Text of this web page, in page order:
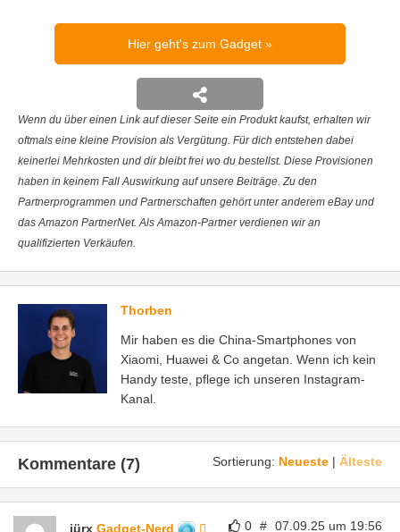
Hier geht's zum Gadget
Wenn du über einen Link auf dieser Seite ein Produkt kaufst, erhalten wir
oftmals eine kleine Provision als Vergütung. Für dich entstehen dabei
keinerlei Mehrkosten und dir bleibt frei wo du bestellst. Diese Provisionen
haben in keinem Fall Auswirkung auf unsere Beiträge. Zu den
Partnerprogrammen und Partnerschaften gehört unter anderem eBay und
das Amazon PartnerNet. Als Amazon-Partner verdienen wir an
qualifizierten Verkäufen.
Thorben
Mir haben es die China-Smartphones von
Xiaomi, Huawei & Co angetan. Wenn ich kein
Handy teste, pflege ich unseren Instagram-
Kanal.
Sortierung: Neueste | Älteste
Kommentare (7)
0 # 07.09.25 um 19:56
jürx Gadget-Nerd